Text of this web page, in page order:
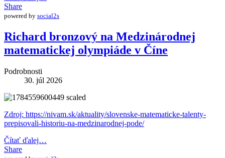
Share
powered by social2s
Richard bronzový na Medzinárodnej
matematickej olympiáde v Číne
Podrobnosti
30. júl 2026
Zdroj: https://nivam.sk/aktuality/slovenske-matematicke-talenty-
prepisovali-historiu-na-medzinarodnej-pode/
Čítať ďalej…
Share